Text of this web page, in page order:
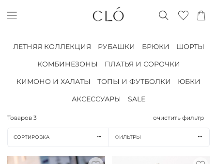
ЛЕТНЯЯ КОЛЛЕКЦИЯ РУБАШКИ БРЮКИ
ШОРТЫ
КОМБИНЕЗОНЫ
ПЛАТЬЯ И СОРОЧКИ
КИМОНО И ХАЛАТЫ
ТОПЫ И ФУТБОЛКИ
ЮБКИ
АКСЕССУАРЫ
SALE
Товаров 3 очистить фильтр
СОРТИРОВКА ФИЛЬТРЫ